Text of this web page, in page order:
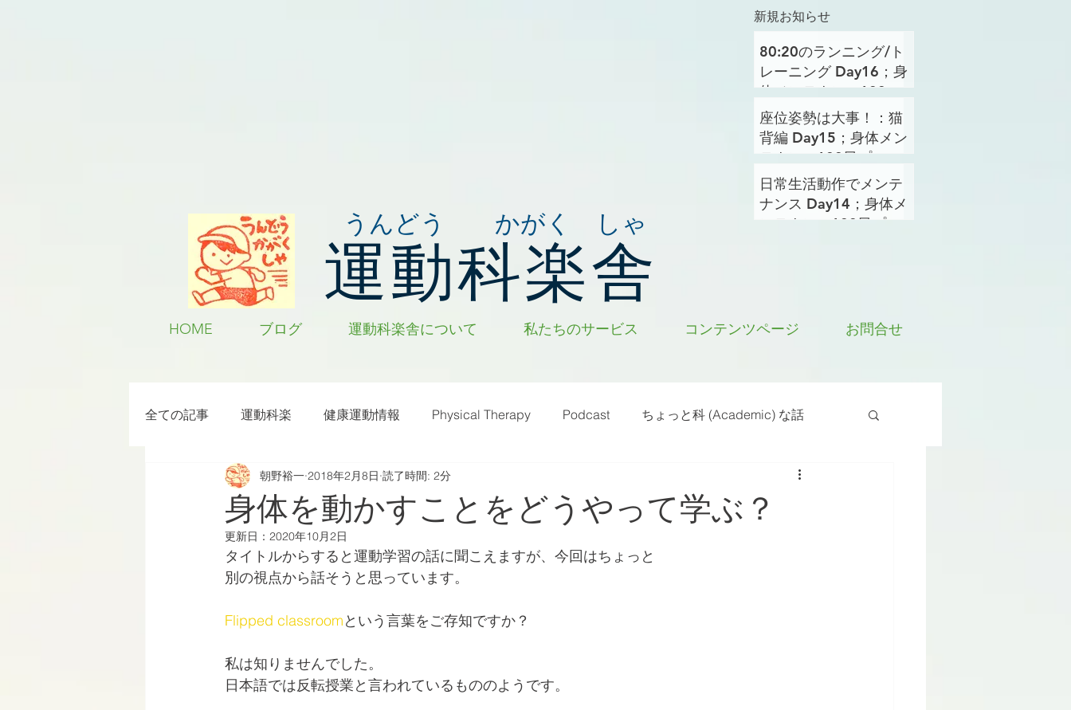
新規お知らせ
うんどう かがく しゃ
運動科楽舎
80:20のランニング/ト
レーニング Day16；身
体メンテナンス100日
プロジェクト
座位姿勢は大事！：猫
背編 Day15；身体メン
テナンス100日プロジ
ェクト
日常生活動作でメンテ
ナンス Day14；身体メ
ンテナンス100日プロ
HOME ブログ 運動科楽舎について 私たちのサービス コンテンツページ お問合せ
全ての記事 運動科楽 健康運動情報 Physical Therapy Podcast ちょっと科 (Academic) な話
ちょっと楽 (Entertainment) な話 雑感その他
RWC2019 ラグビー
身体を動かすことをどうやって学ぶ？
朝野裕一 2018年2月8日 読了時間: 2分
更新日： 2020年10月2日
タイトルからすると運動学習の話に聞こえますが、今回はちょっと
別の視点から話そうと思っています。
Flipped classroomという言葉をご存知ですか？
私は知りませんでした。
日本語では反転授業と言われているもののようです。